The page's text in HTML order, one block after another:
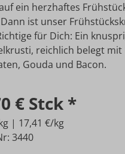
ein herzhaftes
ist unser
für Dich: Ein
reichlich belegt mit
Gouda und Bacon.
€ Stck *
| 17,41 €/kg
3440